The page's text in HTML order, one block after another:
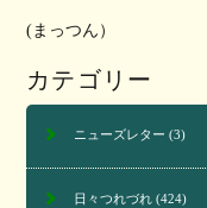
(まっつん）
カテゴリー
ニューズレター (3)
日々つれづれ(424)